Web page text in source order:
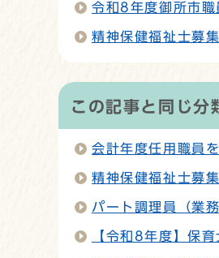
令和8年度御所市
精神保健福祉士募
この記事と同じ分
会計年度任用職員
精神保健福祉士募
パート調理員（業
【令和8年度】保